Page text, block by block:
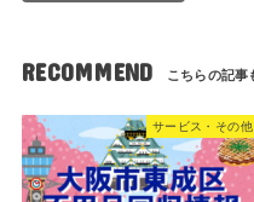
RECOMMEND
サービス・その他